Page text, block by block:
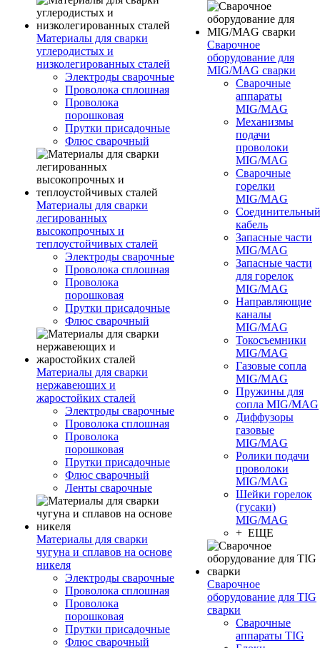
Материалы для сварки
углеродистых и
низколегированных сталей
Электроды сварочные
Проволока сплошная
Проволока
порошковая
Прутки присадочные
Флюс сварочный
Материалы для сварки
легированных
высокопрочных и
теплоустойчивых сталей
Электроды сварочные
Проволока сплошная
Проволока
порошковая
Прутки присадочные
Флюс сварочный
Материалы для сварки
нержавеющих и
жаростойких сталей
Электроды сварочные
Проволока сплошная
Проволока
порошковая
Прутки присадочные
Флюс сварочный
Ленты сварочные
Материалы для сварки
чугуна и сплавов на основе
никеля
Электроды сварочные
Проволока сплошная
Проволока
порошковая
Прутки присадочные
Флюс сварочный
Сварочное
оборудование для
MIG/MAG сварки
Сварочные
аппараты
MIG/MAG
Механизмы
подачи
проволоки
MIG/MAG
Сварочные
горелки
MIG/MAG
Соединительный
кабель
Запасные части
MIG/MAG
Запасные части
для горелок
MIG/MAG
Направляющие
каналы
MIG/MAG
Токосъемники
MIG/MAG
Газовые сопла
MIG/MAG
Пружины для
сопла MIG/MAG
Диффузоры
газовые
MIG/MAG
Ролики подачи
проволоки
MIG/MAG
Шейки горелок
(гусаки)
MIG/MAG
+ ЕЩЕ
Сварочное
оборудование для TIG
сварки
Сварочные
аппараты TIG